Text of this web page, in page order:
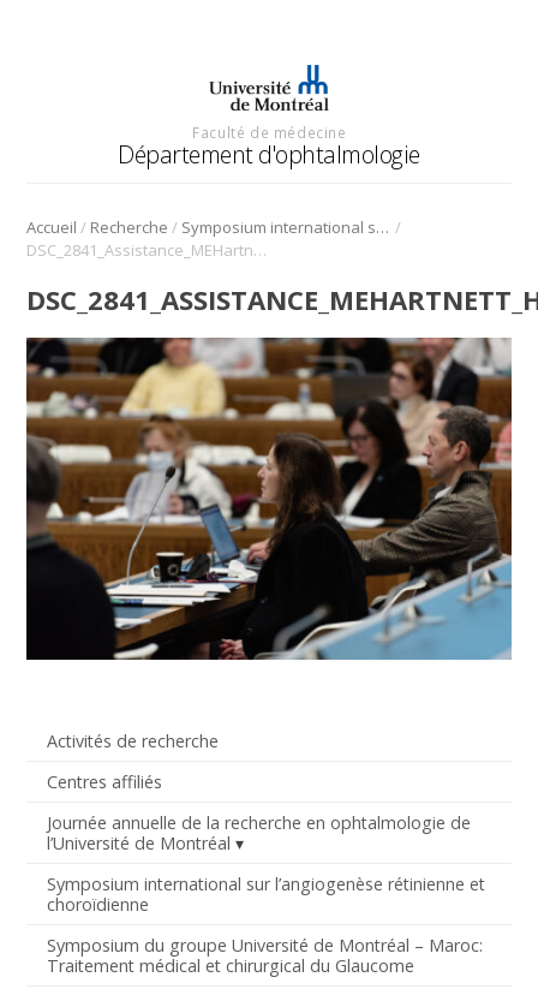
Faculté de médecine
Département d'ophtalmologie
Accueil / Recherche / Symposium international sur l’angiogenèse rétinienne et choroïdienne /
DSC_2841_Assistance_MEHartnett_HGerhardt_Symposium_Angio_2022
Activités de recherche
Centres affiliés
Journée annuelle de la recherche en ophtalmologie de
l’Université de Montréal
Symposium international sur l’angiogenèse rétinienne et
choroïdienne
Symposium du groupe Université de Montréal – Maroc:
Traitement médical et chirurgical du Glaucome